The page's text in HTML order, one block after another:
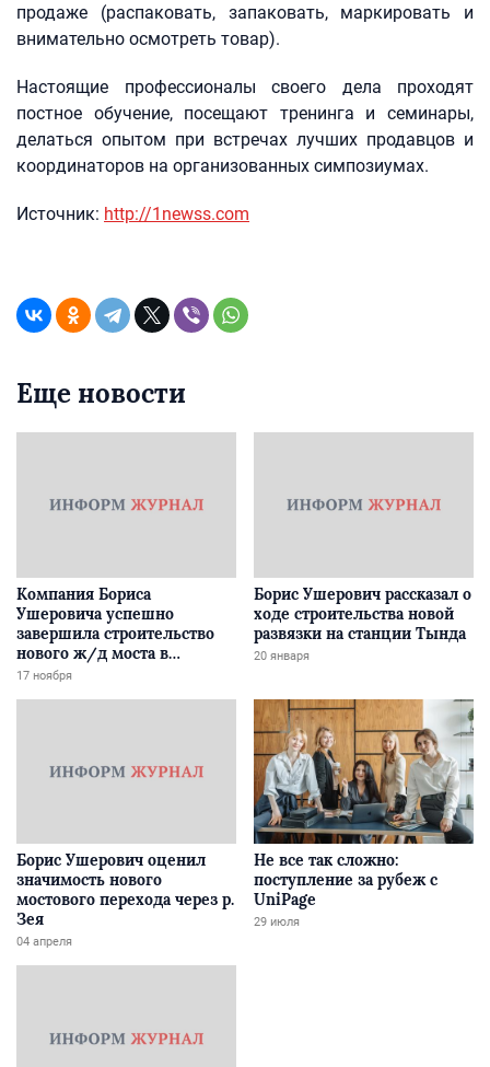
продаже (распаковать, запаковать, маркировать и
внимательно осмотреть товар).
Настоящие профессионалы своего дела проходят
постное обучение, посещают тренинга и семинары,
делаться опытом при встречах лучших продавцов и
координаторов на организованных симпозиумах.
Источник: http://1newss.com
Еще новости
Компания Бориса
Ушеровича успешно
завершила строительство
нового ж/д моста в
Забайкалье
17 ноября
Борис Ушерович рассказал о
ходе строительства новой
развязки на станции Тында
20 января
Борис Ушерович оценил
значимость нового
мостового перехода через р.
Зея
04 апреля
Не все так сложно:
поступление за рубеж с
UniPage
29 июля